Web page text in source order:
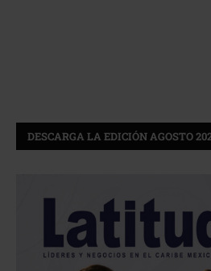
DESCARGA LA EDICIÓN AGOSTO